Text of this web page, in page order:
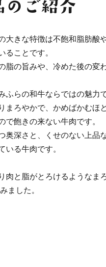
大きな特徴は不飽和脂肪酸
ることです。
脂の旨みや、冷めた後の変
ふらの和牛ならではの魅力で
まろやかで、かめばかむほ
で飽きの来ない牛肉です。
奥深さと、くせのない上品
いる牛肉です。
肉と脂がとろけるようなま
ました。